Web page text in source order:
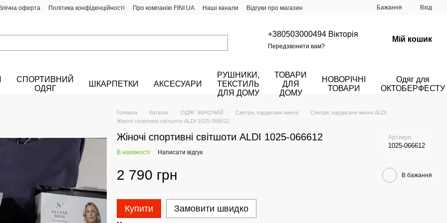
оферта Політика конфіденційності Про компанію FINI.UA Наші канали Відгуки про магазин Бажання Вхід
+380503000494 Вікторія
Передзвонити вам?
Мій кошик
СПОРТИВНИЙ
ОДЯГ
ШКАРПЕТКИ АКСЕСУАРИ
РУШНИКИ,
ТЕКСТИЛЬ
ДЛЯ ДОМУ
ТОВАРИ
ДЛЯ
ДОМУ
НОВОРІЧНІ
ТОВАРИ
Одяг для
ОКТОБЕРФЕСТУ
Головна Каталог ОДЯГ ЖІНОЧИЙ Светри, кардигани жіночі
Светри, кардигани жіночі ALDI
Жіночі спортивні світшоти ALDI 1025-066612
Жіночі спортивні світшоти ALDI 1025-066612 Артикул
1025-066612
В наявності Написати відгук
2 790 грн В бажання
Купити Замовити швидко